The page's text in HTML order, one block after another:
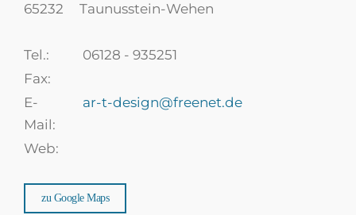
65232
Taunusstein-Wehen
Tel.:
06128 - 935251
Fax:
E-
Mail:
ar-t-design@freenet.de
Web:
zu Google Maps